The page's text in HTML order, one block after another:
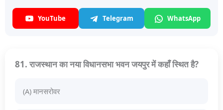
YouTube Telegram WhatsApp
81. राजस्थान का नया विधानसभा भवन जयपुर में कहाँ स्थित है?
(A) मानसरोवर